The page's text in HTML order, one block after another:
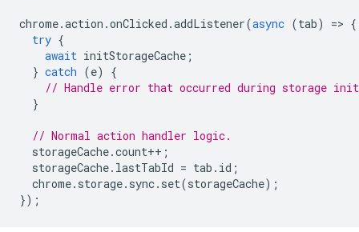
chrome.action .onClicked .addListener(async (tab) => {
try {
await initStorageCache ;
} catch (e)
{
// Handle error that occurred during storage
}
// Normal action handler logic.
storageCache.count++ ;
storageCache. lastTabId = tab . id ;
chrome. storage. sync. set(storageCache);
});